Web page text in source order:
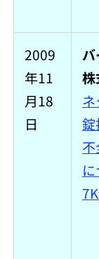
2009
年11
月18
日
株
錠